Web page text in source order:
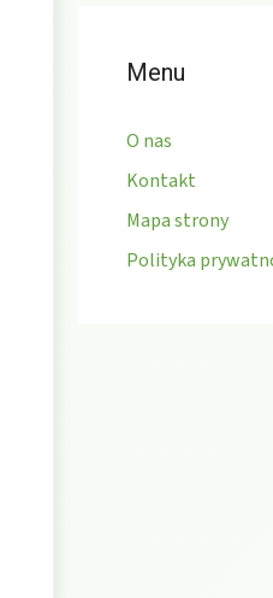
Menu
O nas
Kontakt
Mapa strony
Polityka